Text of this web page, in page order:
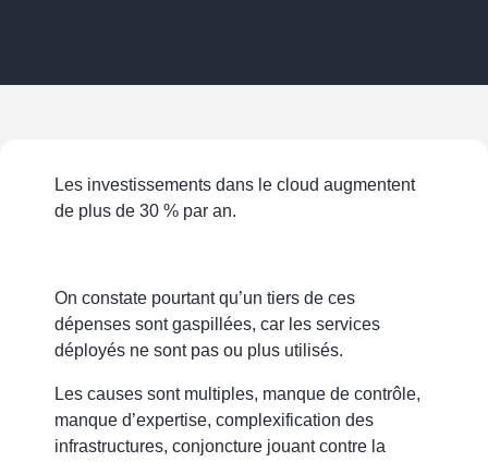
Les investissements dans le cloud augmentent
de plus de 30 % par an.
On constate pourtant qu’un tiers de ces
dépenses sont gaspillées, car les services
déployés ne sont pas ou plus utilisés.
Les causes sont multiples, manque de contrôle,
manque d’expertise, complexification des
infrastructures, conjoncture jouant contre la